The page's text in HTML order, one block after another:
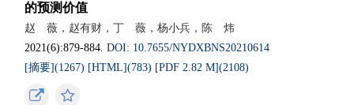
的预测价值
赵 薇，赵有财，丁 薇，杨小兵，陈 炜
2021(6):879-884.DOI: 10.7655/NYDXBNS20210614
[摘要](1267) [HTML](783) [PDF 2.82 M](2108)